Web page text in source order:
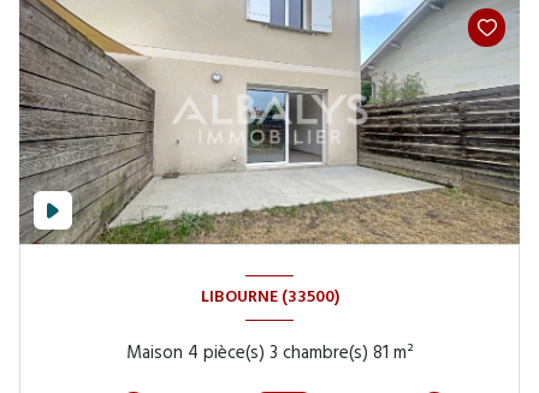
LIBOURNE (33500)
Maison 4 pièce(s) 3 chambre(s) 81 m²